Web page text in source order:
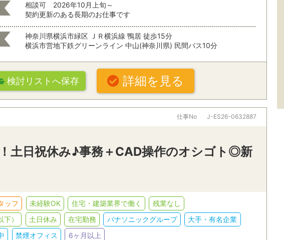
から検索
条件を追加する
から検索/都道府県
から検索/駅名
JR
種を選ぶ
ィスワーク
・サービス
クリエイティブ
他
営業事務 秘書
貿易事務・海外営業事務
金融・証券・保険事務
在宅勤務
務先の特徴
パナソニックグループ
20代活躍中 30代活躍中
派遣スタッフ活躍中 朝ゆっくり出勤
ルを活かす 語学力を活かす
相談可 2026年10月上旬～
契約更新のある長期のお仕事です
神奈川県横浜市緑区 ＪＲ横浜線 鴨居 徒歩15分
横浜市営地下鉄グリーンライン 中山(神奈川県) 民間バス10分
検討リストへ保存 詳細を見る
仕事No J-ES26-0632887
土日祝休み♪事務＋CAD操作のオシゴト◎新
ッフ 未経験OK 住宅・建築業界で働く
残業なし
）
土日休み 在宅勤務 パナソニックグループ
大手・有名企業
禁煙オフィス 6ヶ月以上